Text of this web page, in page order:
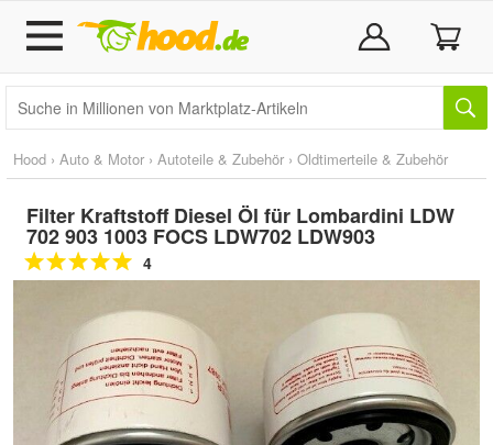
Hood › Auto & Motor › Autoteile & Zubehör › Oldtimerteile & Zubehör
Filter Kraftstoff Diesel Öl für Lombardini LDW
702 903 1003 FOCS LDW702 LDW903
4